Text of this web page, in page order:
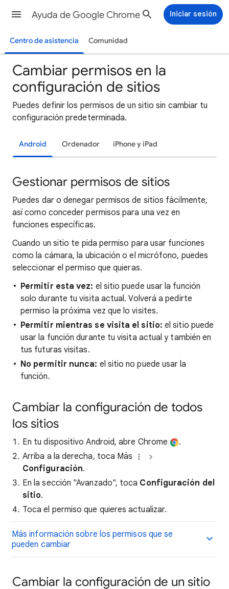
Ayuda de Google Chrome Iniciar sesión
Centro de asistencia Comunidad
Cambiar permisos en la
configuración de sitios
Puedes definir los permisos de un sitio sin cambiar tu
configuración predeterminada.
Android Ordenador iPhone y iPad
Gestionar permisos de sitios
Puedes dar o denegar permisos de sitios fácilmente,
así como conceder permisos para una vez en
funciones específicas.
Cuando un sitio te pida permiso para usar funciones
como la cámara, la ubicación o el micrófono, puedes
seleccionar el permiso que quieras.
Permitir esta vez: el sitio puede usar la función
solo durante tu visita actual. Volverá a pedirte
permiso la próxima vez que lo visites.
Permitir mientras se visita el sitio: el sitio puede
usar la función durante tu visita actual y también en
tus futuras visitas.
No permitir nunca: el sitio no puede usar la
función.
Cambiar la configuración de todos
los sitios
En tu dispositivo Android, abre Chrome
.
Arriba a la derecha, toca Más
Configuración.
En la sección "Avanzado", toca Configuración del
sitio.
Toca el permiso que quieres actualizar.
Más información sobre los permisos que se
pueden cambiar
Cambiar la configuración de un sitio